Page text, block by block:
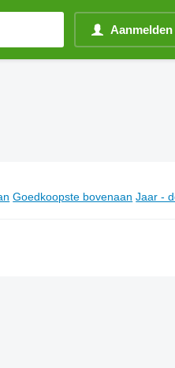
Goedkoopste bovenaan Jaar -